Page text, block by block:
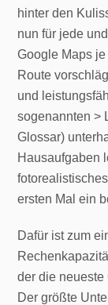
hinter den
nun für jede
Google Maps
Route
und
sogenannten >
Glossar)
Hausaufgaben
ersten Mal ein
Dafür ist zum
der die neueste
Der größte